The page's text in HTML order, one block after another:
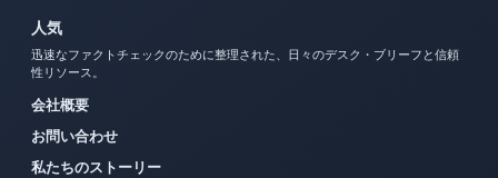
人気
迅速なファクトチェックのために整理された、日々のデスク・ブリーフと信頼
性リソース。
会社概要
お問い合わせ
私たちのストーリー